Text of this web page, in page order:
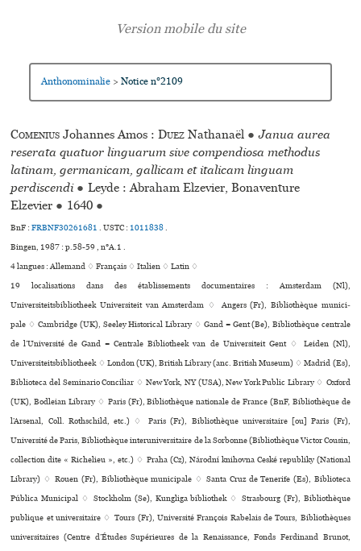
Anthonominalie > Notice n°2109
Comenius Johannes Amos :Duez Nathanaël ● Janua aurea
reserata quatuor linguarum sive compendiosa methodus
latinam, germanicam, gallicam et italicam linguam
perdiscendi ● Leyde : Abraham Elzevier, Bonaventure
Elzevier ● 1640 ●
BnF :FRBNF30261681 .USTC : 1011838.
Bingen, 1987 : p.58-59 , n°A.1 .
4 langues :Allemand ♢Français ♢Italien ♢Latin ♢
19 localisations dans des établissements documentaires : Amsterdam (Nl),
Universiteitsbibliotheek Universiteit van Amsterdam ♢ Angers (Fr), Bibliothèque muni­ci­
pale ♢ Cambridge (UK), Seeley Historical Library ♢ Gand = Gent (Be), Bibliothèque centrale
de l’Université de Gand = Centrale Bibliotheek van de Universiteit Gent ♢ Leiden (Nl),
Universiteitsbibliotheek ♢ London (UK), British Library (anc. British Museum) ♢ Madrid (Es),
Biblioteca del Seminario Conciliar ♢ New York, NY (USA), New York Public Library ♢ Oxford
(UK), Bodleian Library ♢ Paris (Fr), Bibliothèque nationale de France (BnF, Bibliothèque de
l’Arsenal, Coll. Rothschild, etc.) ♢ Paris (Fr), Bibliothèque uni­ver­si­taire [ou] Paris (Fr),
Université de Paris, Bibliothèque inte­ru­ni­ver­si­taire de la Sorbonne (Bibliothèque Victor Cousin,
collection dite « Richelieu », etc.) ♢ Praha (Cz), Národní kni­hovna Ceské repu­bliky (National
Library) ♢ Rouen (Fr), Bibliothèque muni­ci­pale ♢ Santa Cruz de Tenerife (Es), Biblioteca
Pública Municipal ♢ Stockholm (Se), Kungliga bibliothek ♢ Strasbourg (Fr), Bibliothèque
publi­que et uni­ver­si­taire ♢ Tours (Fr), Université François Rabelais de Tours, Bibliothèques
uni­ver­si­tai­res (Centre d’Études Supérieures de la Renaissance, Fonds Ferdinand Brunot,